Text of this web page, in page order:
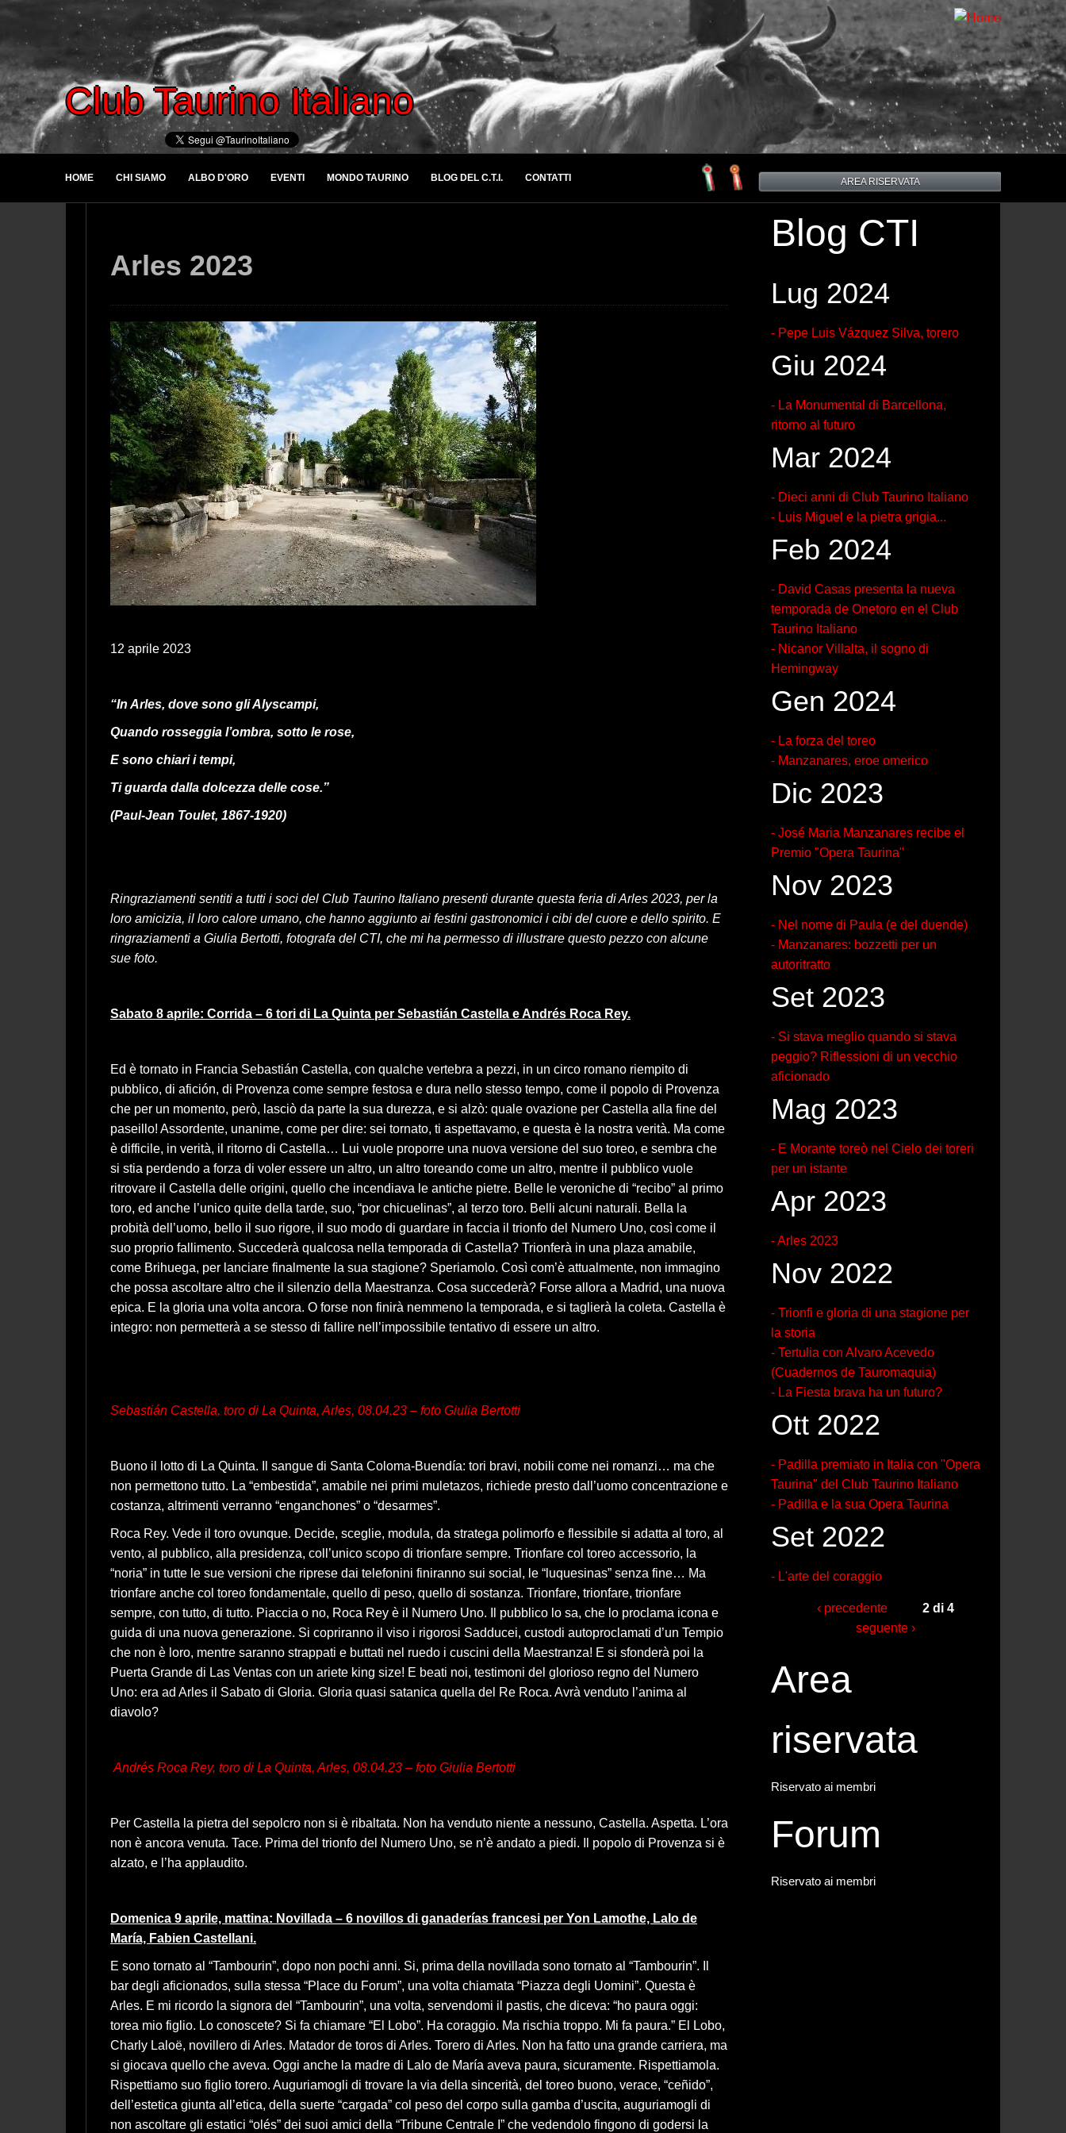
Club Taurino Italiano
HOME CHI SIAMO ALBO D'ORO EVENTI MONDO TAURINO BLOG DEL C.T.I. CONTATTI AREA RISERVATA
Arles 2023
12 aprile 2023
“In Arles, dove sono gli Alyscampi,
Quando rosseggia l’ombra, sotto le rose,
E sono chiari i tempi,
Ti guarda dalla dolcezza delle cose.”
(Paul-Jean Toulet, 1867-1920)
Ringraziamenti sentiti a tutti i soci del Club Taurino Italiano presenti durante questa feria di Arles 2023, per la
loro amicizia, il loro calore umano, che hanno aggiunto ai festini gastronomici i cibi del cuore e dello spirito. E
ringraziamenti a Giulia Bertotti, fotografa del CTI, che mi ha permesso di illustrare questo pezzo con alcune
sue foto.
Sabato 8 aprile: Corrida – 6 tori di La Quinta per Sebastián Castella e Andrés Roca Rey.
Ed è tornato in Francia Sebastián Castella, con qualche vertebra a pezzi, in un circo romano riempito di
pubblico, di afición, di Provenza come sempre festosa e dura nello stesso tempo, come il popolo di Provenza
che per un momento, però, lasciò da parte la sua durezza, e si alzò: quale ovazione per Castella alla fine del
paseillo! Assordente, unanime, come per dire: sei tornato, ti aspettavamo, e questa è la nostra verità. Ma come
è difficile, in verità, il ritorno di Castella… Lui vuole proporre una nuova versione del suo toreo, e sembra che
si stia perdendo a forza di voler essere un altro, un altro toreando come un altro, mentre il pubblico vuole
ritrovare il Castella delle origini, quello che incendiava le antiche pietre. Belle le veroniche di “recibo” al primo
toro, ed anche l’unico quite della tarde, suo, “por chicuelinas”, al terzo toro. Belli alcuni naturali. Bella la
probità dell’uomo, bello il suo rigore, il suo modo di guardare in faccia il trionfo del Numero Uno, così come il
suo proprio fallimento. Succederà qualcosa nella temporada di Castella? Trionferà in una plaza amabile,
come Brihuega, per lanciare finalmente la sua stagione? Speriamolo. Così com’è attualmente, non immagino
che possa ascoltare altro che il silenzio della Maestranza. Cosa succederà? Forse allora a Madrid, una nuova
epica. E la gloria una volta ancora. O forse non finirà nemmeno la temporada, e si taglierà la coleta. Castella è
integro: non permetterà a se stesso di fallire nell’impossibile tentativo di essere un altro.
Sebastián Castella, toro di La Quinta, Arles, 08.04.23 – foto Giulia Bertotti
Buono il lotto di La Quinta. Il sangue di Santa Coloma-Buendía: tori bravi, nobili come nei romanzi… ma che
non permettono tutto. La “embestida”, amabile nei primi muletazos, richiede presto dall’uomo concentrazione e
costanza, altrimenti verranno “enganchones” o “desarmes”.
Roca Rey. Vede il toro ovunque. Decide, sceglie, modula, da stratega polimorfo e flessibile si adatta al toro, al
vento, al pubblico, alla presidenza, coll’unico scopo di trionfare sempre. Trionfare col toreo accessorio, la
“noria” in tutte le sue versioni che riprese dai telefonini finiranno sui social, le “luquesinas” senza fine… Ma
trionfare anche col toreo fondamentale, quello di peso, quello di sostanza. Trionfare, trionfare, trionfare
sempre, con tutto, di tutto. Piaccia o no, Roca Rey è il Numero Uno. Il pubblico lo sa, che lo proclama icona e
guida di una nuova generazione. Si copriranno il viso i rigorosi Sadducei, custodi autoproclamati d’un Tempio
che non è loro, mentre saranno strappati e buttati nel ruedo i cuscini della Maestranza! E si sfonderà poi la
Puerta Grande di Las Ventas con un ariete king size! E beati noi, testimoni del glorioso regno del Numero
Uno: era ad Arles il Sabato di Gloria. Gloria quasi satanica quella del Re Roca. Avrà venduto l’anima al
diavolo?
Andrés Roca Rey, toro di La Quinta, Arles, 08.04.23 – foto Giulia Bertotti
Per Castella la pietra del sepolcro non si è ribaltata. Non ha venduto niente a nessuno, Castella. Aspetta. L’ora
non è ancora venuta. Tace. Prima del trionfo del Numero Uno, se n’è andato a piedi. Il popolo di Provenza si è
alzato, e l’ha applaudito.
Domenica 9 aprile, mattina: Novillada – 6 novillos di ganaderías francesi per Yon Lamothe, Lalo de
María, Fabien Castellani.
E sono tornato al “Tambourin”, dopo non pochi anni. Si, prima della novillada sono tornato al “Tambourin”. Il
bar degli aficionados, sulla stessa “Place du Forum”, una volta chiamata “Piazza degli Uomini”. Questa è
Arles. E mi ricordo la signora del “Tambourin”, una volta, servendomi il pastis, che diceva: “ho paura oggi:
torea mio figlio. Lo conoscete? Si fa chiamare “El Lobo”. Ha coraggio. Ma rischia troppo. Mi fa paura.” El Lobo,
Charly Laloë, novillero di Arles. Matador de toros di Arles. Torero di Arles. Non ha fatto una grande carriera, ma
si giocava quello che aveva. Oggi anche la madre di Lalo de María aveva paura, sicuramente. Rispettiamola.
Rispettiamo suo figlio torero. Auguriamogli di trovare la via della sincerità, del toreo buono, verace, “ceñido”,
dell’estetica giunta all’etica, della suerte “cargada” col peso del corpo sulla gamba d’uscita, auguriamogli di
non ascoltare gli estatici “olés” dei suoi amici della “Tribune Centrale I” che vedendolo fingono di godersi la
Blog CTI
Lug 2024
- Pepe Luis Vázquez Silva, torero
Giu 2024
- La Monumental di Barcellona,
ritorno al futuro
Mar 2024
- Dieci anni di Club Taurino Italiano
- Luis Miguel e la pietra grigia...
Feb 2024
- David Casas presenta la nueva
temporada de Onetoro en el Club
Taurino Italiano
- Nicanor Villalta, il sogno di
Hemingway
Gen 2024
- La forza del toreo
- Manzanares, eroe omerico
Dic 2023
- José Maria Manzanares recibe el
Premio "Opera Taurina"
Nov 2023
- Nel nome di Paula (e del duende)
- Manzanares: bozzetti per un
autoritratto
Set 2023
- Si stava meglio quando si stava
peggio? Riflessioni di un vecchio
aficionado
Mag 2023
- E Morante toreò nel Cielo dei toreri
per un istante
Apr 2023
- Arles 2023
Nov 2022
- Trionfi e gloria di una stagione per
la storia
- Tertulia con Alvaro Acevedo
(Cuadernos de Tauromaquia)
- La Fiesta brava ha un futuro?
Ott 2022
- Padilla premiato in Italia con "Opera
Taurina" del Club Taurino Italiano
- Padilla e la sua Opera Taurina
Set 2022
- L'arte del coraggio
‹ precedente
2 di 4
seguente ›
Area
riservata
Riservato ai membri
Forum
Riservato ai membri